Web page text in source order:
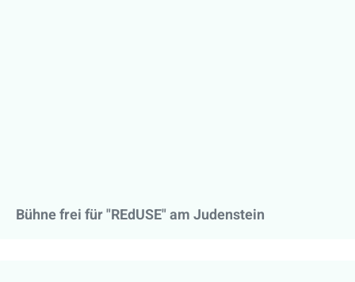
Bühne frei für "REdUSE" am Judenstein